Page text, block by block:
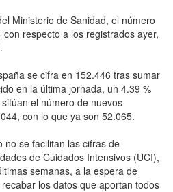
Ministerio de Sanidad, el número
respecto a los registrados ayer,
se cifra en 152.446 tras sumar
en la última jornada, un 4.39 %
el número de nuevos
con lo que ya son 52.065.
no se facilitan las cifras de
de Cuidados Intensivos (UCI),
semanas, a la espera de
los datos que aportan todos